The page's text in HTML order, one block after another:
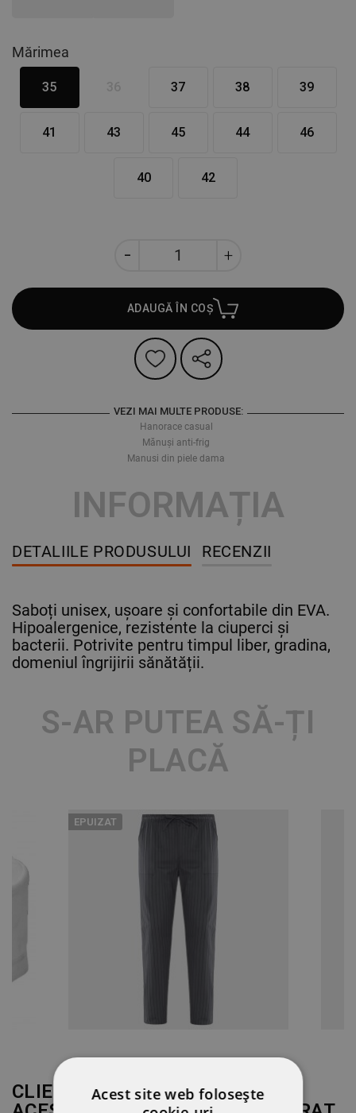
Mărimea
35 37 38 39
41 43 45 44 46
40 42
ADAUGĂ ÎN COȘ
VEZI MAI MULTE PRODUSE:
Hanorace casual
Mănuși anti-frig
Manusi din piele dama
INFORMAȚIA
DETALIILE PRODUSULUI RECENZII
Saboți unisex, ușoare și confortabile din EVA.
Hipoalergenice, rezistente la ciuperci și
bacterii. Potrivite pentru timpul liber, gradina,
domeniul îngrijirii sănătății.
S-AR PUTEA SĂ-ȚI
PLACĂ
EPUIZAT
CLIENȚII CARE AU CUMPĂRAT
Acest site web folosește